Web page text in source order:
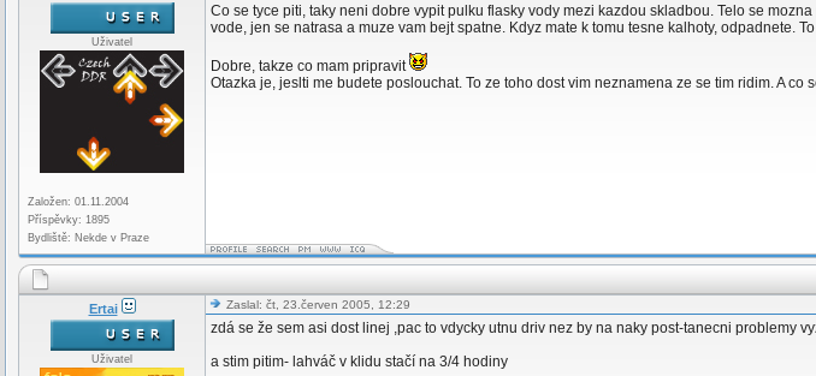
Uživatel
Založen: 01.11.2004
Příspěvky: 1895
Bydliště: Nekde v Praze
Co se tyce piti, taky neni dobre vypit pulku flasky vody mezi kazdou skladbou. Telo se
vode, jen se natrasa a muze vam bejt spatne. Kdyz mate k tomu tesne kalhoty, odpadnete.
Dobre, takze co mam pripravit
Otazka je, jeslti me budete poslouchat. To ze toho dost vim neznamena ze se tim ridim. A co
Ertai
Uživatel
Zaslal: čt, 23.červen 2005, 12:29
zdá se že sem asi dost linej ,pac to vdycky utnu driv nez by na naky post-tanecni problemy
a stim pitim- lahváč v klidu stačí na 3/4 hodiny